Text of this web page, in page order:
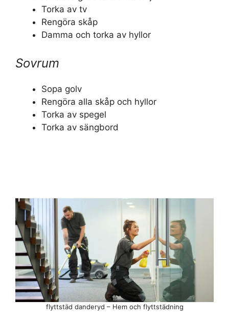
Torka av tv
Rengöra skåp
Damma och torka av hyllor
Sovrum
Sopa golv
Rengöra alla skåp och hyllor
Torka av spegel
Torka av sängbord
flyttstäd danderyd – Hem och flyttstädning